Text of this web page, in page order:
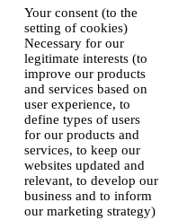
Your consent (to the
setting of cookies)
Necessary for our
legitimate interests (to
improve our products
and services based on
user experience, to
define types of users
for our products and
services, to keep our
websites updated and
relevant, to develop our
business and to inform
our marketing strategy)